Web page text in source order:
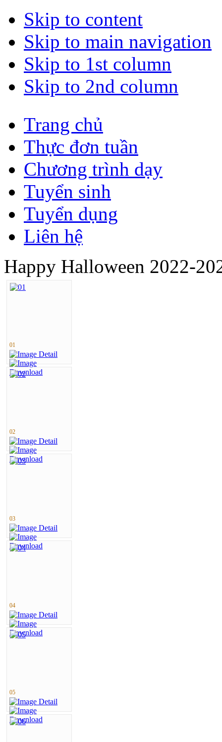
Skip to content
Skip to main navigation
Skip to 1st column
Skip to 2nd column
Trang chủ
Thực đơn tuần
Chương trình dạy
Tuyển sinh
Tuyển dụng
Liên hệ
Happy Halloween 2022-
01
02
03
04
05